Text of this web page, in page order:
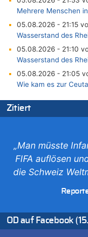
Mehrere Menschen
05.08.2026 - 21:15
Wasserstand des
05.08.2026 - 21:10
Wasserstand des
05.08.2026 - 21:05
Wie kam es zur
Aachen ab 11.
Belgien setzt bei
Mehrere Menschen
05.08.2026 - 20:36
Mehrere Menschen
Wasserstand des
Wasserstand des
05.08.2026 - 20:11
Zitiert
„Man müsste
FIFA auflösen
die Schweiz
OD auf Facebook